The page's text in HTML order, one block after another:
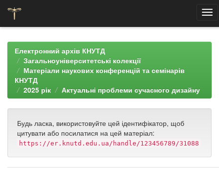
navigationЕлектронний архів КНУТД
Загальноуніверситетські колекції
Матеріали наукових конференцій та семінарів
КНУТД
2025 рік
Актуальні проблеми сучасного дизайну
Будь ласка, використовуйте цей ідентифікатор, щоб
цитувати або посилатися на цей матеріал:
https://er.knutd.edu.ua/handle/123456789/31088